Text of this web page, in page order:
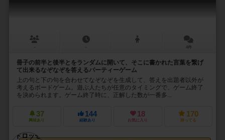
－ － 4件
冊子の前半と後半とをランダムに開いて、そこに書かれた言葉を繋げ
て出来るなぞなぞを答えるパーティーゲーム
上の句と下の句を合わせてなぞなぞを生成して、答えを出題者以外が
考えるボードゲーム。遊ぶ人たちが任意のタイミングで、ゲーム終了
を決められます。ゲーム終了時に、正解した数が一番多...
37
興味あり
144
経験あり
18
お気に入り
170
持ってる